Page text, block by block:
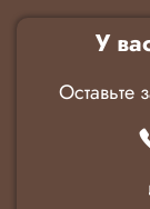
У
Оставьте